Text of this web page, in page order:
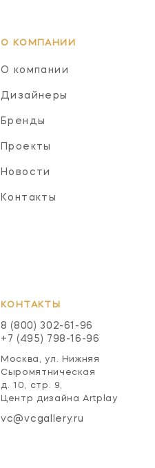
О КОМПАНИИ
О компании
Дизайнеры
Бренды
Проекты
Новости
Контакты
КОНТАКТЫ
8 (800) 302-61-96
+7 (495) 798-16-96
Москва, ул. Нижняя
Сыромятническая
д. 10, стр. 9,
Центр дизайна Artplay
vc@vcgallery.ru